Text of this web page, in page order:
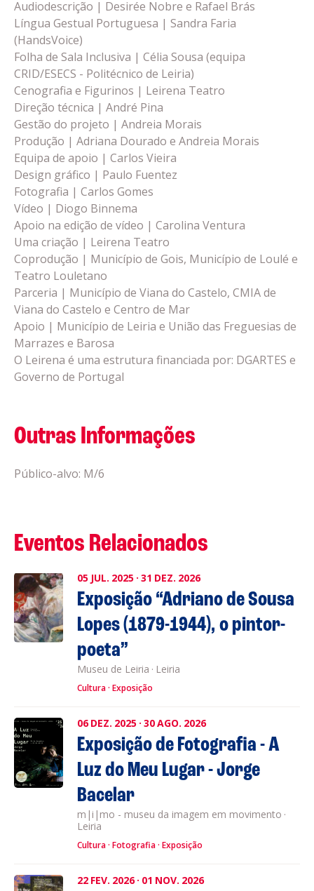
Audiodescrição | Desirée Nobre e Rafael Brás
Língua Gestual Portuguesa | Sandra Faria
(HandsVoice)
Folha de Sala Inclusiva | Célia Sousa (equipa
CRID/ESECS - Politécnico de Leiria)
Cenografia e Figurinos | Leirena Teatro
Direção técnica | André Pina
Gestão do projeto | Andreia Morais
Produção | Adriana Dourado e Andreia Morais
Equipa de apoio | Carlos Vieira
Design gráfico | Paulo Fuentez
Fotografia | Carlos Gomes
Vídeo | Diogo Binnema
Apoio na edição de vídeo | Carolina Ventura
Uma criação | Leirena Teatro
Coprodução | Município de Gois, Município de Loulé e
Teatro Louletano
Parceria | Município de Viana do Castelo, CMIA de
Viana do Castelo e Centro de Mar
Apoio | Município de Leiria e União das Freguesias de
Marrazes e Barosa
O Leirena é uma estrutura financiada por: DGARTES e
Governo de Portugal
Outras Informações
Público-alvo: M/6
Eventos Relacionados
05 JUL. 2025 · 31 DEZ. 2026
Exposição “Adriano de Sousa
Lopes (1879-1944), o pintor-
poeta”
Museu de Leiria · Leiria
Cultura Exposição
06 DEZ. 2025 · 30AGO. 2026
Exposição de Fotografia - A
Luz do Meu Lugar - Jorge
Bacelar
m|i|mo - museu da imagem em movimento ·
Leiria
Cultura Fotografia Exposição
22 FEV. 2026 · 01 NOV. 2026